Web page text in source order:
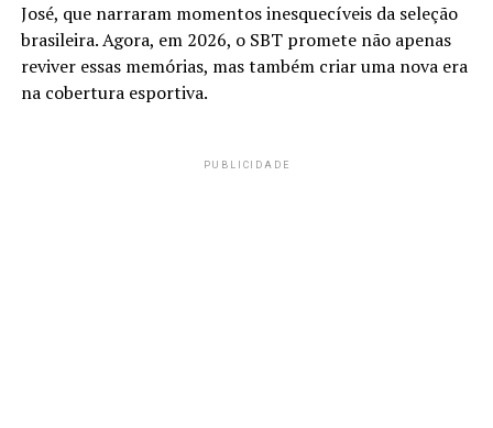
José, que narraram momentos inesquecíveis da seleção
brasileira. Agora, em 2026, o SBT promete não apenas
reviver essas memórias, mas também criar uma nova era
na cobertura esportiva.
PUBLICIDADE